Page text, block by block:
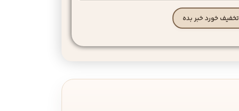
تخفیف خورد خبر بده